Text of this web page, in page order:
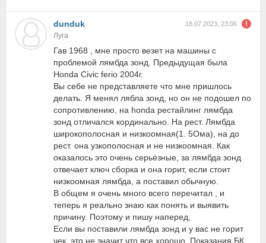
dunduk 18.07.2023, 23:06
Луга
Гав 1968 , мне просто везeт на машины с
проблемой лямбда зонд. Предыдущая была
Honda Civic ferio 2004г.
Вы себе не представляете что мне пришлось
делать. Я менял лябла зонд, но он не подошел по
сопротивлению, на honda рестайлинг лямбда
зонд отличался кординально. На рест. Лямбда
широкополосная и низкоомная(1. 5Ома), на до
рест. она узкополосная и не низкоомная. Как
оказалось это очень серьёзные, за лямбда зонд
отвечает ключ сборка и она горит, если стоит
низкоомная лямбда, а поставил обычную.
В общем я очень много всего перечитал , и
теперь я реально знаю как понять и выявить
причину. Поэтому и пишу наперeд,
Если вы поставили лямбда зонд и у вас не горит
чек, это не значит что всe хорошо. Показания БК